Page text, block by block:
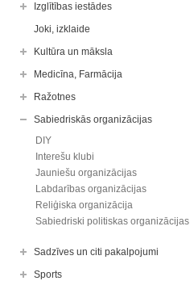
Izglītības iestādes
Joki, izklaide
Kultūra un māksla
Medicīna, Farmācija
Ražotnes
Sabiedriskās organizācijas
DIY
Interešu klubi
Jauniešu organizācijas
Labdarības organizācijas
Reliģiska organizācija
Sabiedriski politiskas organizācijas
Sadzīves un citi pakalpojumi
Sports